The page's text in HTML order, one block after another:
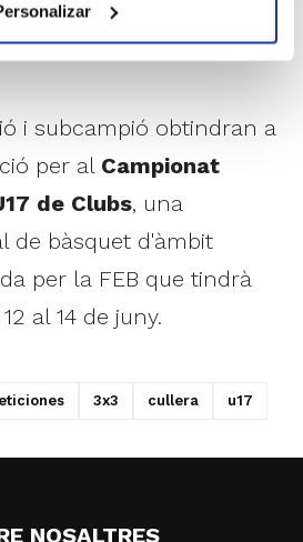
en acabar el
i subcampió obtindran a
per al Campionat
de Clubs, una
de bàsquet d'àmbit
per la FEB que tindrà
al 14 de juny.
3x3 cullera u17
NOSALTRES